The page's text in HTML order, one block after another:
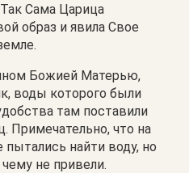
Сама Царица
образ и явила Свое
Божией Матерью,
воды которого были
там поставили
Примечательно, что на
найти воду, но
не привели.